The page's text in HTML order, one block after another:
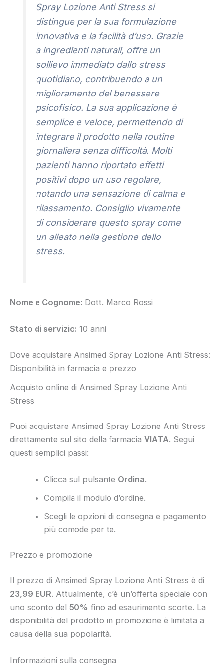
Spray Lozione Anti Stress si
distingue per la sua formulazione
innovativa e la facilità d’uso. Grazie
a ingredienti naturali, offre un
sollievo immediato dallo stress
quotidiano, contribuendo a un
miglioramento del benessere
psicofisico. La sua applicazione è
semplice e veloce, permettendo di
integrare il prodotto nella routine
giornaliera senza difficoltà. Molti
pazienti hanno riportato effetti
positivi dopo un uso regolare,
notando una sensazione di calma e
rilassamento. Consiglio vivamente
di considerare questo spray come
un alleato nella gestione dello
stress.
Nome e Cognome: Dott. Marco Rossi
Stato di servizio: 10 anni
Dove acquistare Ansimed Spray Lozione Anti Stress:
Disponibilità in farmacia e prezzo
Acquisto online di Ansimed Spray Lozione Anti
Stress
Puoi acquistare Ansimed Spray Lozione Anti Stress
direttamente sul sito della farmacia VIATA. Segui
questi semplici passi:
Clicca sul pulsante Ordina.
Compila il modulo d’ordine.
Scegli le opzioni di consegna e pagamento
più comode per te.
Prezzo e promozione
Il prezzo di Ansimed Spray Lozione Anti Stress è di
23,99 EUR. Attualmente, c’è un’offerta speciale con
uno sconto del 50% fino ad esaurimento scorte. La
disponibilità del prodotto in promozione è limitata a
causa della sua popolarità.
Informazioni sulla consegna